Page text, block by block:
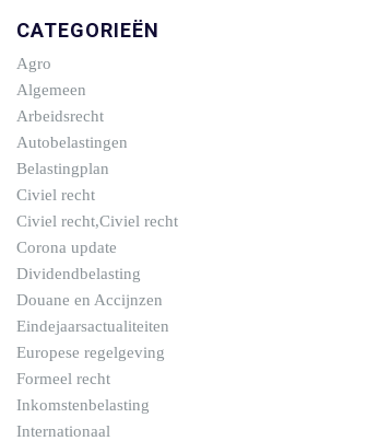
CATEGORIEËN
Agro
Algemeen
Arbeidsrecht
Autobelastingen
Belastingplan
Civiel recht
Civiel recht,Civiel recht
Corona update
Dividendbelasting
Douane en Accijnzen
Eindejaarsactualiteiten
Europese regelgeving
Formeel recht
Inkomstenbelasting
Internationaal